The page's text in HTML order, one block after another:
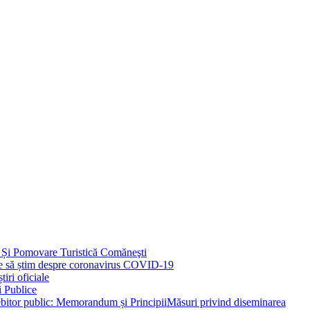
Pomovare Turistică Comăneşti
să știm despre coronavirus COVID-19
oficiale
Publice
Măsuri privind diseminarea